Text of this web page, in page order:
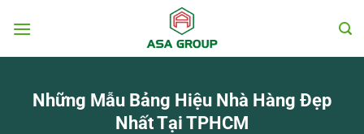
đến
Những Mẫu Bảng Hiệu Nhà Hàng Đẹp
Nhất Tại TPHCM